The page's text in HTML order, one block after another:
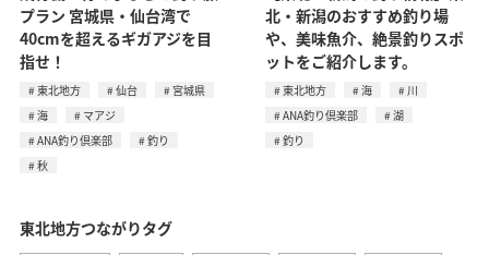
プラン 宮城県・仙台湾で
40cmを超えるギガアジを目
指せ！
東北地方 仙台
宮城県
海
マアジ
ANA釣り倶楽部
釣り
秋
北・新潟のおすすめ釣り場
や、美味魚介、絶景釣りスポ
ットをご紹介します。
東北地方 海
川
ANA釣り倶楽部
湖
釣り
東北地方つながりタグ